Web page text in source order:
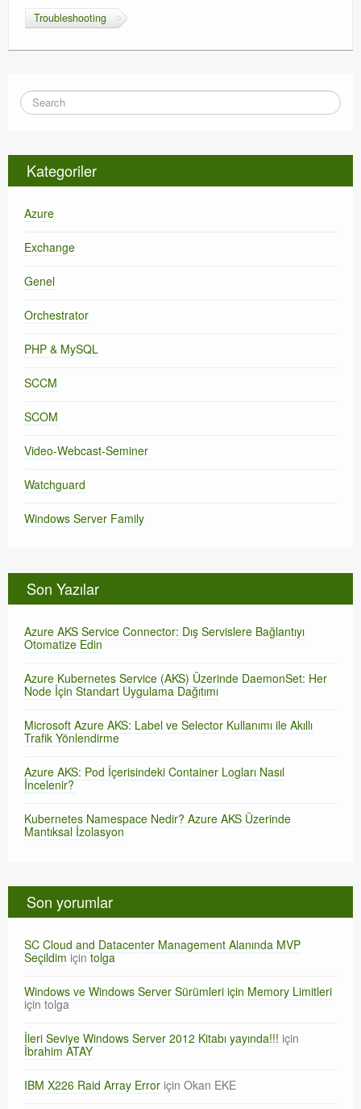
Troubleshooting
Kategoriler
Azure
Exchange
Genel
Orchestrator
PHP & MySQL
SCCM
SCOM
Video-Webcast-Seminer
Watchguard
Windows Server Family
Son Yazılar
Azure AKS Service Connector: Dış Servislere Bağlantıyı
Otomatize Edin
Azure Kubernetes Service (AKS) Üzerinde DaemonSet: Her
Node İçin Standart Uygulama Dağıtımı
Microsoft Azure AKS: Label ve Selector Kullanımı ile Akıllı
Trafik Yönlendirme
Azure AKS: Pod İçerisindeki Container Logları Nasıl
İncelenir?
Kubernetes Namespace Nedir? Azure AKS Üzerinde
Mantıksal İzolasyon
Son yorumlar
SC Cloud and Datacenter Management Alanında MVP
Seçildimiçintolga
Windows ve Windows Server Sürümleri için Memory Limitleri
içintolga
İleri Seviye Windows Server 2012 Kitabı yayında!!! için
İbrahim ATAY
IBM X226 Raid Array Error için Okan EKE